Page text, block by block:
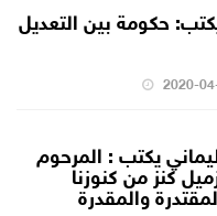
حكومة بين التعديل
2020-
يكتب : المرحوم
كنز من كنوزنا
والمقدرة